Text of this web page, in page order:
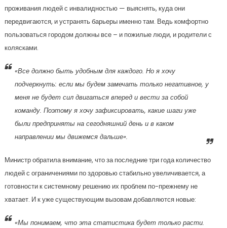
проживания людей с инвалидностью — выяснять, куда они
передвигаются, и устранять барьеры именно там. Ведь комфортно
пользоваться городом должны все – и пожилые люди, и родители с
колясками.
«Все должно быть удобным для каждого. Но я хочу
подчеркнуть: если мы будем замечать только негативное, у
меня не будет сил двигаться вперед и вести за собой
команду. Поэтому я хочу зафиксировать, какие шаги уже
были предприняты на сегодняшний день и в каком
направлении мы движемся дальше».
Министр обратила внимание, что за последние три года количество
людей с ограничениями по здоровью стабильно увеличивается, а
готовности к системному решению их проблем по-прежнему не
хватает. И к уже существующим вызовам добавляются новые:
«Мы понимаем, что эта статистика будет только расти.